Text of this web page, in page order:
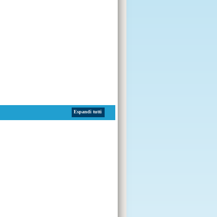
Espandi tutti